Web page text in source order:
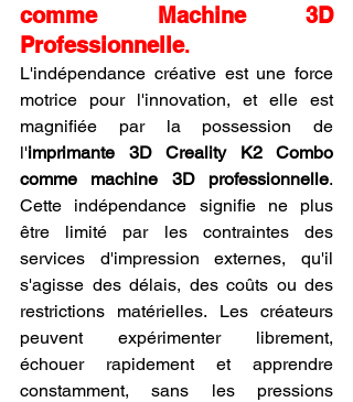
comme Machine 3D
Professionnelle.
L'indépendance créative est une force
motrice pour l'innovation, et elle est
magnifiée par la possession de
l'imprimante 3D Creality K2 Combo
comme machine 3D professionnelle.
Cette indépendance signifie ne plus
être limité par les contraintes des
services d'impression externes, qu'il
s'agisse des délais, des coûts ou des
restrictions matérielles. Les créateurs
peuvent expérimenter librement,
échouer rapidement et apprendre
constamment, sans les pressions